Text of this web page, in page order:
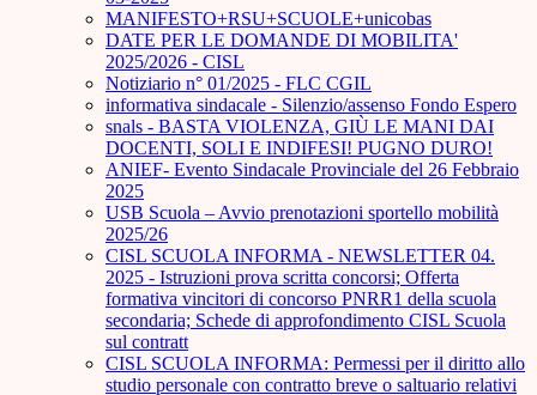
MANIFESTO+RSU+SCUOLE+unicobas
DATE PER LE DOMANDE DI MOBILITA'
2025/2026 - CISL
Notiziario n° 01/2025 - FLC CGIL
informativa sindacale - Silenzio/assenso Fondo Espero
snals - BASTA VIOLENZA, GIÙ LE MANI DAI
DOCENTI, SOLI E INDIFESI! PUGNO DURO!
ANIEF- Evento Sindacale Provinciale del 26 Febbraio
2025
USB Scuola – Avvio prenotazioni sportello mobilità
2025/26
CISL SCUOLA INFORMA - NEWSLETTER 04.
2025 - Istruzioni prova scritta concorsi; Offerta
formativa vincitori di concorso PNRR1 della scuola
secondaria; Schede di approfondimento CISL Scuola
sul contratt
CISL SCUOLA INFORMA: Permessi per il diritto allo
studio personale con contratto breve o saltuario relativi